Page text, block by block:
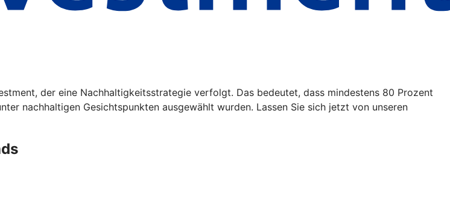
der eine Nachhaltigkeitsstrategie verfolgt. Das bedeutet, dass mindestens 80 Prozent
nachhaltigen Gesichtspunkten ausgewählt wurden. Lassen Sie sich jetzt von unseren